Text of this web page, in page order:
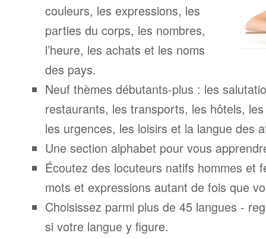
couleurs, les expressions, les
parties du corps, les nombres,
l’heure, les achats et les noms
des pays.
Neuf thèmes débutants-plus : les
restaurants, les transports, les hôtels,
les urgences, les loisirs et la langue des
Une section alphabet pour vous
Écoutez des locuteurs natifs hommes et
mots et expressions autant de fois que
Choisissez parmi plus de 45 langues -
si votre langue y figure.